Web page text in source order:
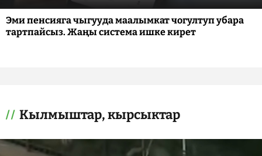
Эми пенсияга чыгууда маалымкат чогултуп убара
тартпайсыз. Жаңы система ишке кирет
Кылмыштар, кырсыктар